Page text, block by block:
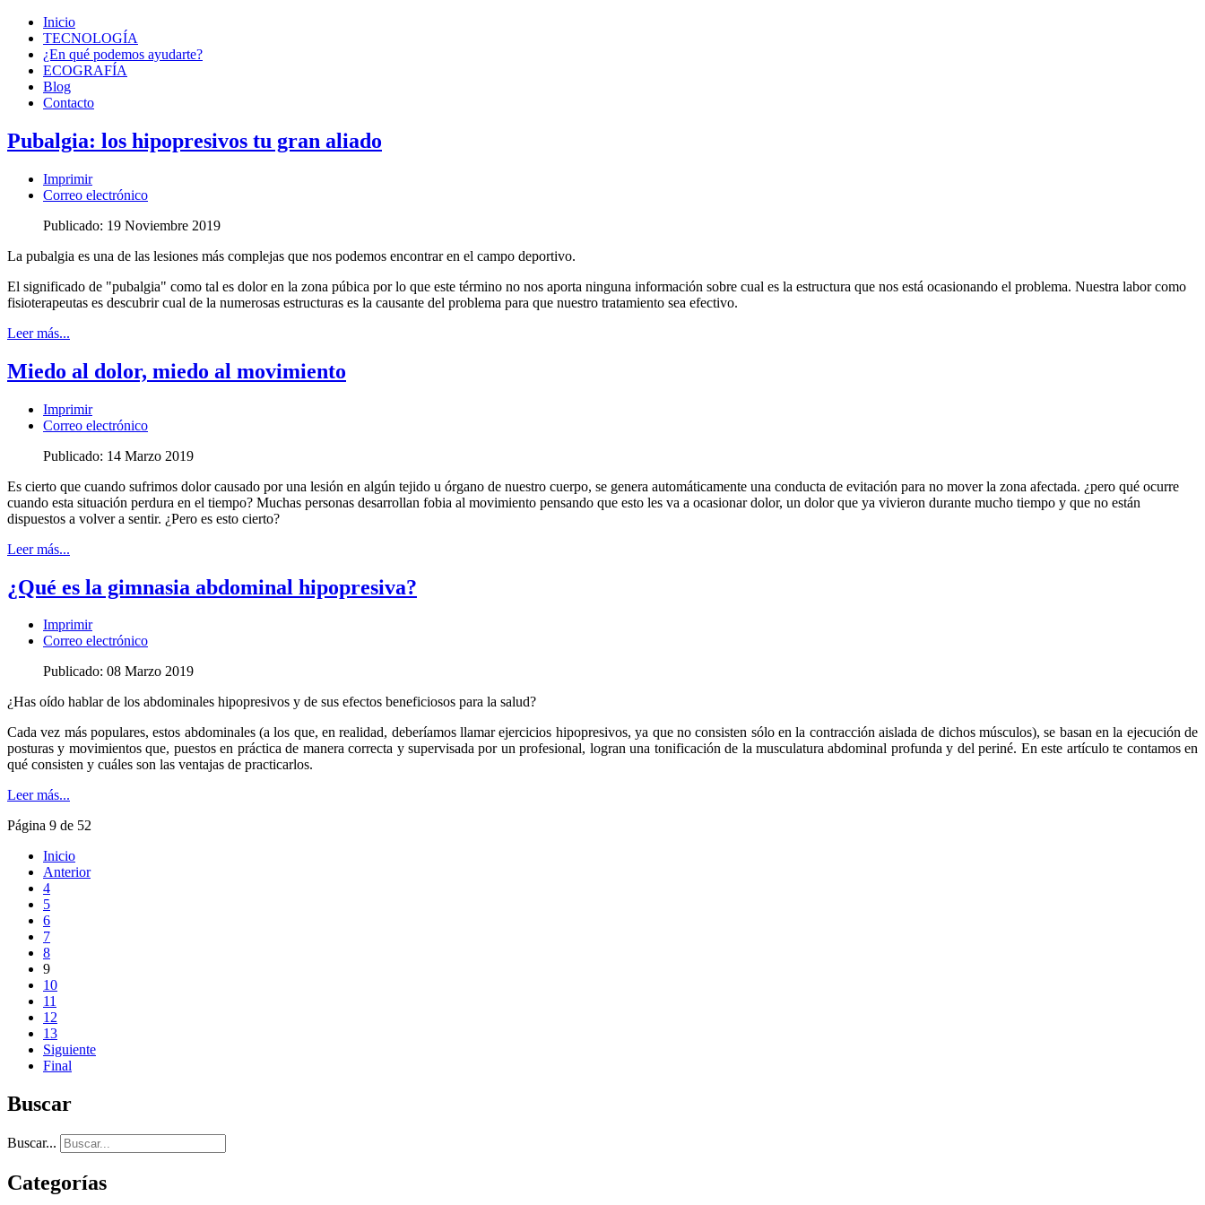
Inicio
TECNOLOGÍA
¿En qué podemos ayudarte?
ECOGRAFÍA
Blog
Contacto
Pubalgia: los hipopresivos tu gran aliado
Imprimir
Correo electrónico
Publicado: 19 Noviembre 2019
La pubalgia es una de las lesiones más complejas que nos podemos encontrar en el campo deportivo.
El significado de "pubalgia" como tal es dolor en la zona púbica por lo que este término no nos aporta ninguna información sobre cual es la estructura que nos está ocasionando el problema. Nuestra labor como
fisioterapeutas es descubrir cual de la numerosas estructuras es la causante del problema para que nuestro tratamiento sea efectivo.
Leer más...
Miedo al dolor, miedo al movimiento
Imprimir
Correo electrónico
Publicado: 14 Marzo 2019
Es cierto que cuando sufrimos dolor causado por una lesión en algún tejido u órgano de nuestro cuerpo, se genera automáticamente una conducta de evitación para no mover la zona afectada. ¿pero qué ocurre
cuando esta situación perdura en el tiempo? Muchas personas desarrollan fobia al movimiento pensando que esto les va a ocasionar dolor, un dolor que ya vivieron durante mucho tiempo y que no están
dispuestos a volver a sentir. ¿Pero es esto cierto?
Leer más...
¿Qué es la gimnasia abdominal hipopresiva?
Imprimir
Correo electrónico
Publicado: 08 Marzo 2019
¿Has oído hablar de los abdominales hipopresivos y de sus efectos beneficiosos para la salud?
Cada vez más populares, estos abdominales (a los que, en realidad, deberíamos llamar ejercicios hipopresivos, ya que no consisten sólo en la contracción aislada de dichos músculos), se basan en la ejecución de
posturas y movimientos que, puestos en práctica de manera correcta y supervisada por un profesional, logran una tonificación de la musculatura abdominal profunda y del periné. En este artículo te contamos en
qué consisten y cuáles son las ventajas de practicarlos.
Leer más...
Página 9 de 52
Inicio
Anterior
4
5
6
7
8
9
10
11
12
13
Siguiente
Final
Buscar
Buscar...
Categorías